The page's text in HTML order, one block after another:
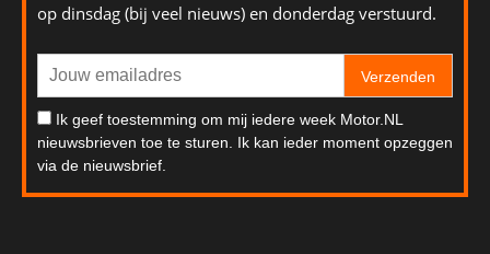
op dinsdag (bij veel nieuws) en donderdag verstuurd.
Verzenden
Ik geef toestemming om mij iedere week Motor.NL
nieuwsbrieven toe te sturen. Ik kan ieder moment opzeggen
via de nieuwsbrief.